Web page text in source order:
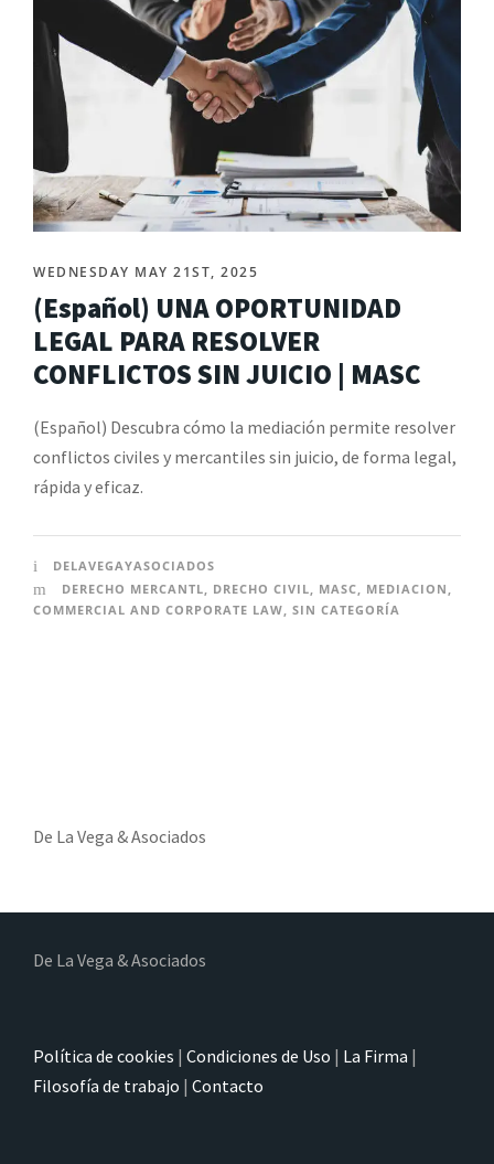
WEDNESDAY MAY 21ST, 2025
(Español) UNA OPORTUNIDAD
LEGAL PARA RESOLVER
CONFLICTOS SIN JUICIO | MASC
(Español) Descubra cómo la mediación permite resolver
conflictos civiles y mercantiles sin juicio, de forma legal,
rápida y eficaz.
DELAVEGAYASOCIADOS
DERECHO MERCANTL, DRECHO CIVIL, MASC, MEDIACION ,
COMMERCIAL AND CORPORATE LAW, SIN CATEGORÍA
De La Vega & Asociados
De La Vega & Asociados
Política de cookies | Condiciones de Uso | La Firma |
Filosofía de trabajo | Contacto